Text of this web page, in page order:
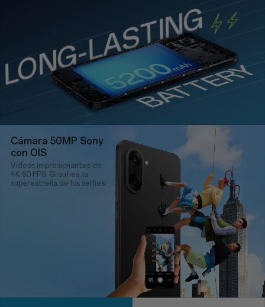
LONG-LASTING
Cámara 50MP Sony
con OIS
Vídeos impresionantes de
4K 60 FPS. Groufies, la
superestrella de los selfies.